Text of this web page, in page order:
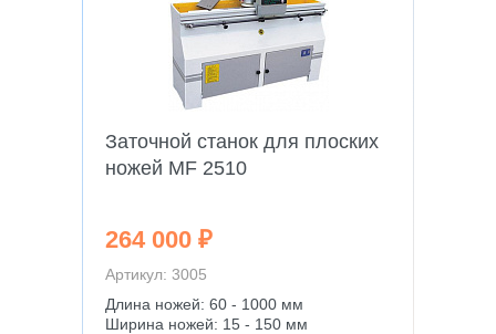
Заточной станок для плоских
ножей MF 2510
264 000 ₽
Артикул: 3005
Длина ножей: 60 - 1000 мм
Ширина ножей: 15 - 150 мм